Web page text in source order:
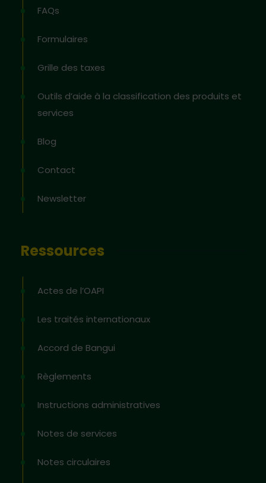
FAQs
Formulaires
Grille des taxes
Outils d’aide à la classification des produits et
services
Blog
Contact
Newsletter
Ressources
Actes de l’OAPI
Les traités internationaux
Accord de Bangui
Règlements
Instructions administratives
Notes de services
Notes circulaires